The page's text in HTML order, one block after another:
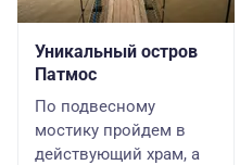
Уникальный остров
Патмос
По подвесному
мостику пройдем в
действующий храм, а